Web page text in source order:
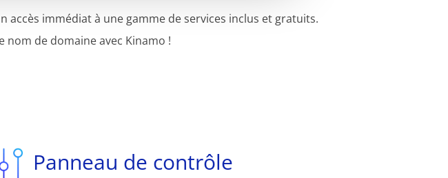
immédiat à une gamme de services inclus et gratuits.
nom de domaine avec Kinamo !
Panneau de contrôle